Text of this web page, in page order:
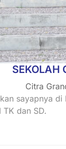
SEKOLAH
Citra
sayapnya
dan SD.